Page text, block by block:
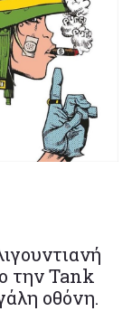
την Tank
οθόνη.